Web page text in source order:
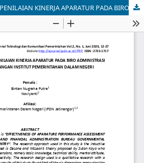
EFEKTIVITAS SISTEM PENILAIAN KINERJA APARATUR PADA BIRO ADMINISTRASI UMUM DAN KEUANGAN INSTITUT PEMERINTAHAN DALAM NEGERI